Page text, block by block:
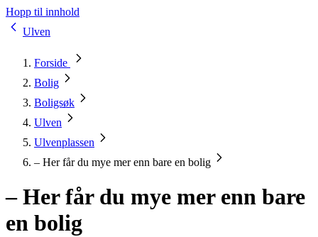
Hopp til innhold
Ulven
Forside
Bolig
Boligsøk
Ulven
Ulvenplassen
– Her får du mye mer enn bare en bolig
– Her får du mye mer enn bare
en bolig